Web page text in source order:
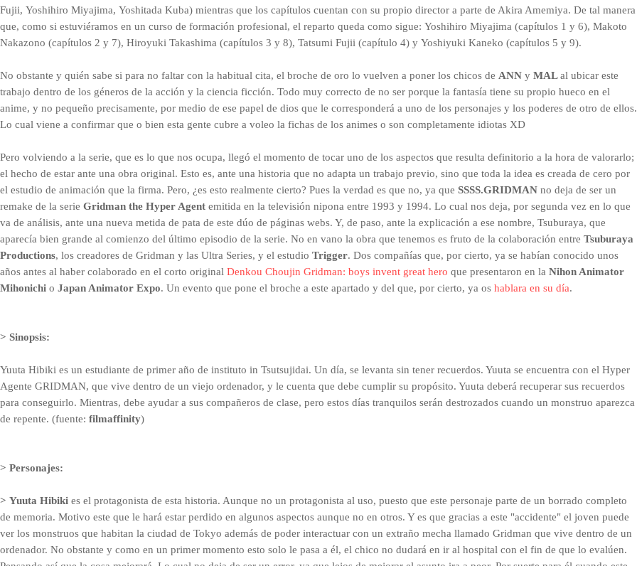
Fujii, Yoshihiro Miyajima, Yoshitada Kuba) mientras que los capítulos cuentan con su propio director a parte de Akira Amemiya. De tal manera
que, como si estuviéramos en un curso de formación profesional, el reparto queda como sigue: Yoshihiro Miyajima (capítulos 1 y 6), Makoto
Nakazono (capítulos 2 y 7), Hiroyuki Takashima (capítulos 3 y 8), Tatsumi Fujii (capítulo 4) y Yoshiyuki Kaneko (capítulos 5 y 9).
No obstante y quién sabe si para no faltar con la habitual cita, el broche de oro lo vuelven a poner los chicos de ANN y MALal ubicar este
trabajo dentro de los géneros de la acción y la ciencia ficción. Todo muy correcto de no ser porque la fantasía tiene su propio hueco en el
anime, y no pequeño precisamente, por medio de ese papel de dios que le corresponderá a uno de los personajes y los poderes de otro de ellos.
Lo cual viene a confirmar que o bien esta gente cubre a voleo la fichas de los animes o son completamente idiotas XD
Pero volviendo a la serie, que es lo que nos ocupa, llegó el momento de tocar uno de los aspectos que resulta definitorio a la hora de valorarlo;
el hecho de estar ante una obra original. Esto es, ante una historia que no adapta un trabajo previo, sino que toda la idea es creada de cero por
el estudio de animación que la firma. Pero, ¿es esto realmente cierto? Pues la verdad es que no, ya que SSSS.GRIDMAN no deja de ser un
remake de la serie Gridman the Hyper Agent emitida en la televisión nipona entre 1993 y 1994. Lo cual nos deja, por segunda vez en lo que
va de análisis, ante una nueva metida de pata de este dúo de páginas webs. Y, de paso, ante la explicación a ese nombre, Tsuburaya, que
aparecía bien grande al comienzo del último episodio de la serie. No en vano la obra que tenemos es fruto de la colaboración entre Tsuburaya
Productions, los creadores de Gridman y las Ultra Series, y el estudio Trigger. Dos compañías que, por cierto, ya se habían conocido unos
años antes al haber colaborado en el corto original Denkou Choujin Gridman: boys invent great hero que presentaron en la Nihon Animator
Mihonichi o Japan Animator Expo. Un evento que pone el broche a este apartado y del que, por cierto, ya os hablara en su día.
> Sinopsis:
Yuuta Hibiki es un estudiante de primer año de instituto in Tsutsujidai. Un día, se levanta sin tener recuerdos. Yuuta se encuentra con el Hyper
Agente GRIDMAN, que vive dentro de un viejo ordenador, y le cuenta que debe cumplir su propósito. Yuuta deberá recuperar sus recuerdos
para conseguirlo. Mientras, debe ayudar a sus compañeros de clase, pero estos días tranquilos serán destrozados cuando un monstruo aparezca
de repente. (fuente: filmaffinity)
> Personajes:
> Yuuta Hibiki es el protagonista de esta historia. Aunque no un protagonista al uso, puesto que este personaje parte de un borrado completo
de memoria. Motivo este que le hará estar perdido en algunos aspectos aunque no en otros. Y es que gracias a este "accidente" el joven puede
ver los monstruos que habitan la ciudad de Tokyo además de poder interactuar con un extraño mecha llamado Gridman que vive dentro de un
ordenador. No obstante y como en un primer momento esto solo le pasa a él, el chico no dudará en ir al hospital con el fin de que lo evalúen.